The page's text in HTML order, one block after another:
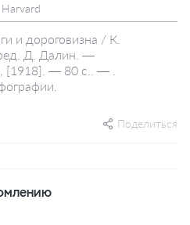
Harvard
и дороговизна / К.
Д. Далин. —
[1918]. — 80 с.. — .
Поделиться